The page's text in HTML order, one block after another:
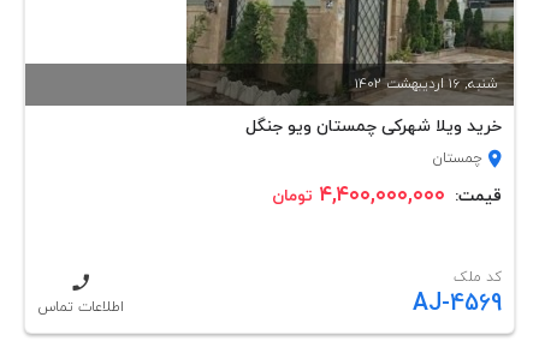
شنبه, 16 ارديبهشت 1402
خرید ویلا شهرکی چمستان ویو جنگل
چمستان
قیمت: ۴,۴۰۰,۰۰۰,۰۰۰ تومان
کد ملک
AJ-4569 اطلاعات تماس